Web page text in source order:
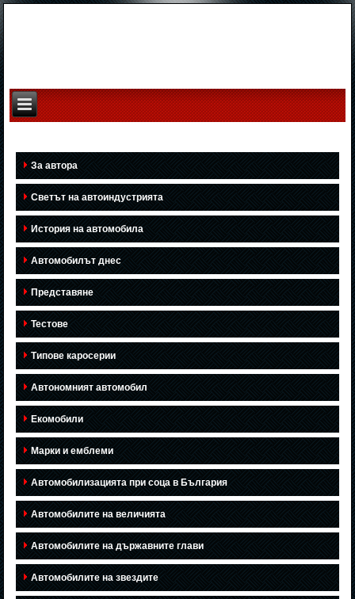
За автора
Светът на автоиндустрията
История на автомобила
Автомобилът днес
Представяне
Тестове
Типове каросерии
Автономният автомобил
Екомобили
Марки и емблеми
Автомобилизацията при соца в България
Автомобилите на величията
Автомобилите на държавните глави
Автомобилите на звездите